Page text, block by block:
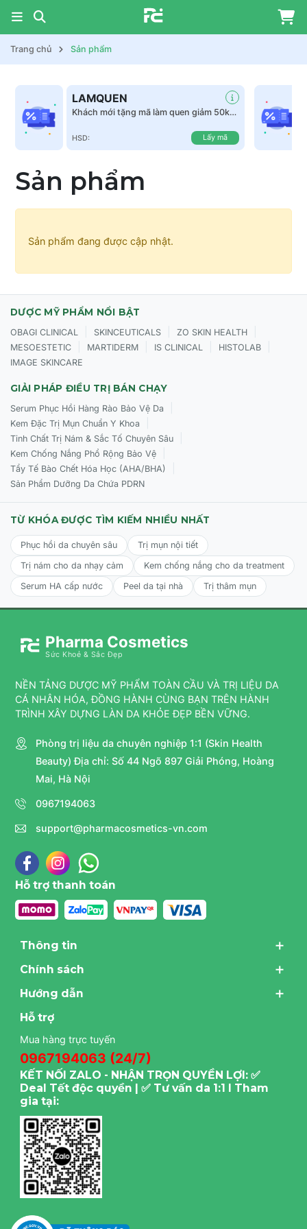
Trang chủ Sản phẩm
LAMQUEN
Khách mới tặng mã làm quen giảm 50k
HSD: Lấy mã
Mã giảm giá:
Ngày hết hạn:
Điều kiện:
Sản phẩm
Sản phẩm đang được cập nhật.
DƯỢC MỸ PHẨM NỔI BẬT
OBAGI CLINICAL SKINCEUTICALS ZO SKIN HEALTH
MESOESTETIC MARTIDERM IS CLINICAL HISTOLAB
IMAGE SKINCARE
GIẢI PHÁP ĐIỀU TRỊ BÁN CHẠY
Serum Phục Hồi Hàng Rào Bảo Vệ Da
Kem Đặc Trị Mụn Chuẩn Y Khoa
Tinh Chất Trị Nám & Sắc Tố Chuyên Sâu
Kem Chống Nắng Phổ Rộng Bảo Vệ
Tẩy Tế Bào Chết Hóa Học (AHA/BHA)
Sản Phẩm Dưỡng Da Chứa PDRN
TỪ KHÓA ĐƯỢC TÌM KIẾM NHIỀU NHẤT
Phục hồi da chuyên sâu
Trị mụn nội tiết
Trị nám cho da nhạy cảm
Kem chống nắng cho da treatment
Serum HA cấp nước
Peel da tại nhà Trị thâm mụn
Pharma Cosmetics
Sức Khoẻ & Sắc Đẹp
NỀN TẢNG DƯỢC MỸ PHẨM TOÀN CẦU VÀ TRỊ LIỆU DA
CÁ NHÂN HÓA, ĐỒNG HÀNH CÙNG BẠN TRÊN HÀNH
TRÌNH XÂY DỰNG LÀN DA KHỎE ĐẸP BỀN VỮNG.
Phòng trị liệu da chuyên nghiệp 1:1 (Skin Health
Beauty) Địa chỉ: Số 44 Ngõ 897 Giải Phóng, Hoàng
Mai, Hà Nội
0967194063
support@pharmacosmetics-vn.com
Hỗ trợ thanh toán
Thông tin
Chính sách
Hướng dẫn
Hỗ trợ
Mua hàng trực tuyến
0967194063 (24/7)
KẾT NỐI ZALO - NHẬN TRỌN QUYỀN LỢI: ✅
Deal Tết độc quyền | ✅ Tư vấn da 1:1 I Tham
gia tại: